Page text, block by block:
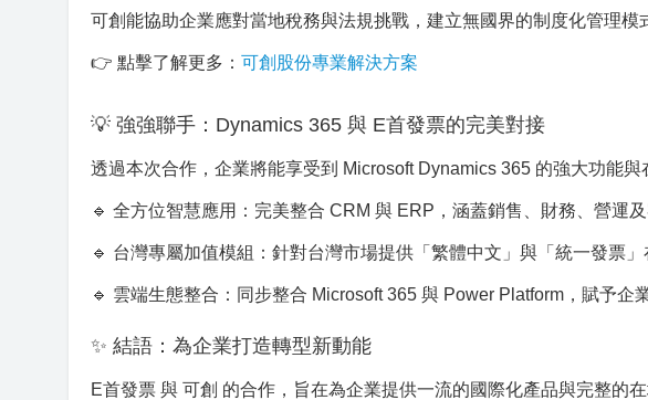
可創能協助企業應對當地稅務與法規挑戰，建立無國界的制度化管理模
👉 點擊了解更多： 可創股份專業解決方案
💡 強強聯手：Dynamics 365 與 E首發票的完美對接
透過本次合作，企業將能享受到 Microsoft Dynamics 365 的強大功能與
🔹 全方位智慧應用：完美整合 CRM 與 ERP，涵蓋銷售、財務、營運及
🔹 台灣專屬加值模組：針對台灣市場提供「繁體中文」與「統一發票
🔹 雲端生態整合：同步整合 Microsoft 365 與 Power Platform，賦予企
✨ 結語：為企業打造轉型新動能
E首發票 與 可創 的合作，旨在為企業提供一流的國際化產品與完整的